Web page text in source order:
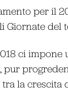
per il
del
ci impone
la crescita